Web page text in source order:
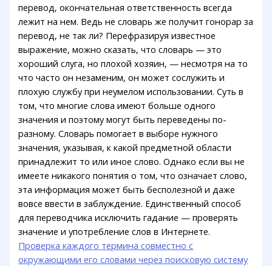
перевод, окончательная ответственность всегда
лежит на нем. Ведь не словарь же получит гонорар за
перевод, не так ли? Перефразируя известное
выражение, можно сказать, что словарь — это
хороший слуга, но плохой хозяин, — несмотря на то
что часто он незаменим, он может сослужить и
плохую службу при неумелом использовании. Суть в
том, что многие слова имеют больше одного
значения и поэтому могут быть переведены по-
разному. Словарь помогает в выборе нужного
значения, указывая, к какой предметной области
принадлежит то или иное слово. Однако если вы не
имеете никакого понятия о том, что означает слово,
эта информация может быть бесполезной и даже
вовсе ввести в заблуждение. Единственный способ
для переводчика исключить гадание — проверять
значение и употребление слов в Интернете.
Проверка каждого термина совместно с
окружающими его словами через поисковую систему